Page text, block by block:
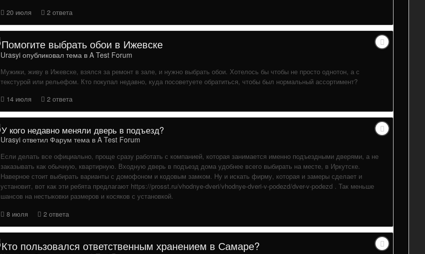
20 июля
2 ответа
Помогите выбрать обои в Ижевске
Urasyi опубликовал тема в A Test Forum
Мужики, живу в Ижевске, взялся за ремонт в зале, и нужно выбрать обои. Хотелось бы чтобы не просто однотон, а с
текстурой или рельефом. Кто покупал недавно, куда посоветуете обратиться, чтобы был нормальный ассортимент?
14 июля
2 ответа
У кого недавно меняли дверь в подъезд?
Urasyi ответил Фарум тема в A Test Forum
Если делать все официально, проще сразу работать с компанией, которая занимается именно подъездными дверями, а не
заказывать как обычную, квартирную. Входную дверь в подъезд дома удобнее всего выбирать на месте, в Иркутске.
Наверное стоит выбирать варианты с домофоном и кодовым замком. Ну и искать фирму, которая и замеры сделает и
установит, вот как эти ребята предлагают https://prosst.ru/vhodnye-dveri/vhodnye-dveri-v-podezd/dver-v-podezd . Так меньше
шансов на нестыковки размеров и косяков с установкой.
8 июля
2 ответа
Кто пользовался ответственным хранением в Самаре?